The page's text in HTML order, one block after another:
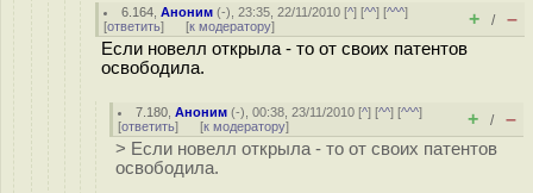
6.164 ,Аноним (-), 23:35, 22/11/2010 [^] [^^] [^^^]
[ответить] [к модератору] + / –
Если новелл открыла - то от своих патентов
освободила.
7.180 ,Аноним (-), 00:38, 23/11/2010 [^] [^^] [^^^]
[ответить] [к модератору] + / –
> Если новелл открыла - то от своих патентов
освободила.